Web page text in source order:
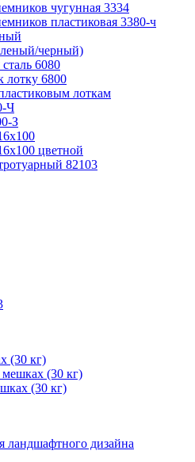
чугунная 3334
пластиковая 3380-ч
черный)
6080
лотку 6800
лоткам
Ч
З
цветной
82103
(30 кг)
(30 кг)
(30 кг)
ландшафтного дизайна